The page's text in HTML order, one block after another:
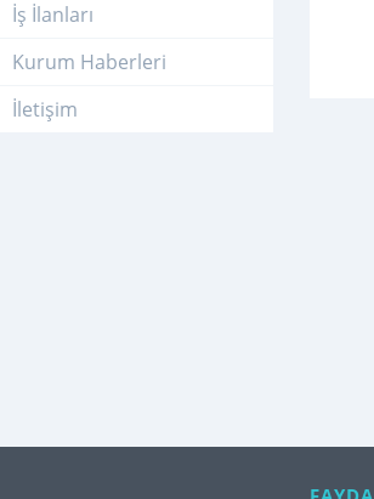
İş İlanları
Kurum Haberleri
İletişim